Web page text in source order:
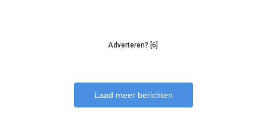
Adverteren? [6]
Laad meer berichten